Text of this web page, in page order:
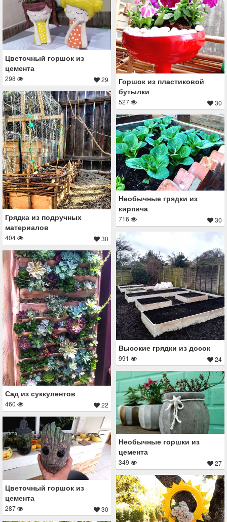
Цветочный горшок из
цемента
298 29
Горшок из пластиковой
бутылки
527 30
Грядка из подручных
материалов
404 30
Необычные грядки из
кирпича
716 30
Высокие грядки из досок
991 24
Сад из суккулентов
460 22
Необычные горшки из
цемента
349 27
Цветочный горшок из
цемента
287 30